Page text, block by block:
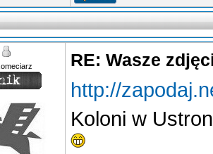
RE: Wasze
http://
Koloni w